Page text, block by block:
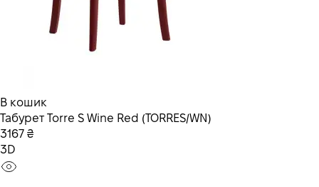
В кошик
Табурет Torre S Wine Red (TORRES/WN)
3167 ₴
3D